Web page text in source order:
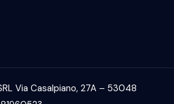
Via Casalpiano, 27A – 53048